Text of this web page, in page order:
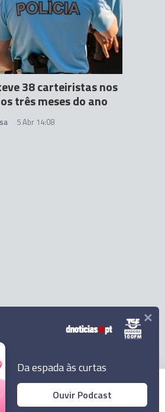
38 carteiristas nos
três meses do ano
5 Abr 14:08
© 2026 Empresa Diário de Notícias, Lda.
Da espada às curtas
Ouvir Podcast
×